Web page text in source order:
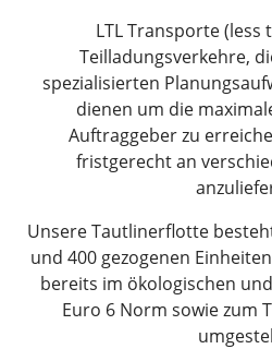
LTL Transporte (less
Teilladungsverkehre,
spezialisierten
dienen um die
Auftraggeber zu
fristgerecht an
Unsere Tautlinerflotte
und 400 gezogenen
bereits im ökologischen
Euro 6 Norm sowie zum